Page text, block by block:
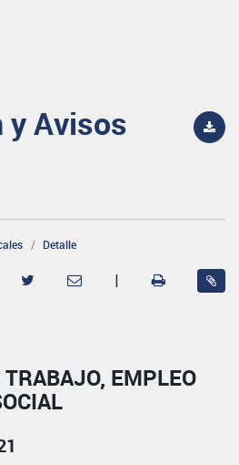
y Avisos
Detalle
|
EMPLEO